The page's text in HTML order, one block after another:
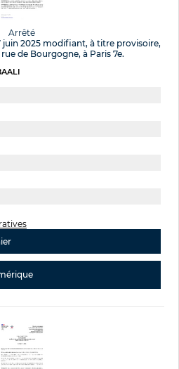
Arrêté
juin 2025 modifiant, à titre provisoire,
de Bourgogne, à Paris 7e.